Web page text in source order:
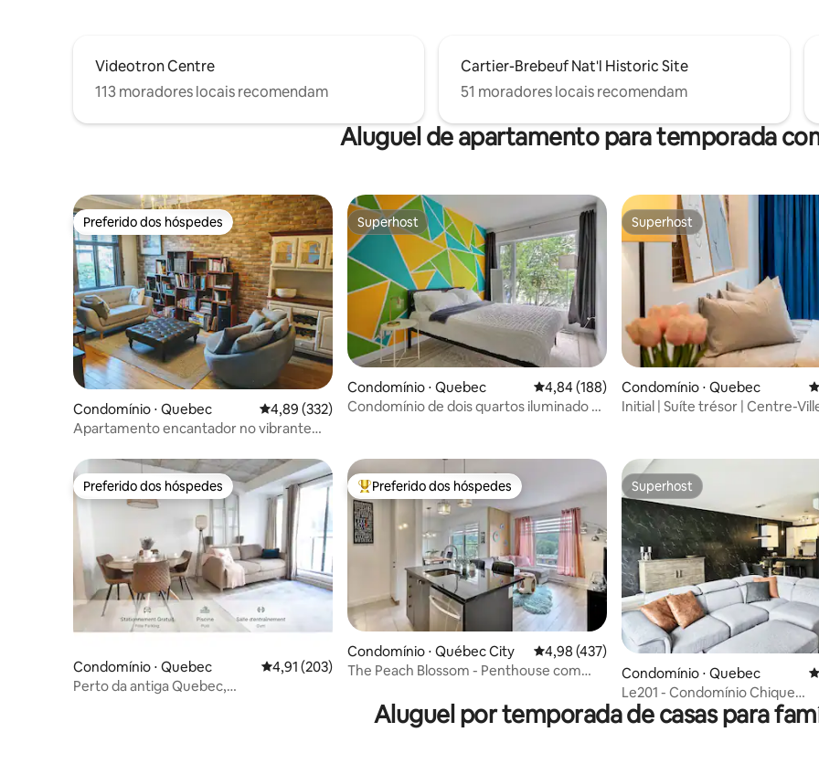
Videotron Centre
113 moradores locais recomendam
Cartier-Brebeuf Nat'l Historic Site
51 moradores locais recomendam
Aluguel de apartamento para temporada
Preferido dos hóspedes
Preferido dos hóspedes
Condomínio ⋅ Quebec 4,89 de uma avaliação média de 5, 332 avaliações
4,89 (332)
Apartamento encantador no vibrante
Superhost
Superhost
Condomínio ⋅ Quebec 4,84 de uma avaliação média de 5, 188
4,84 (188)
Condomínio de dois quartos iluminado e
Superhost
Superhost
Condomínio ⋅ Quebec
Initial | Suíte trésor | Centre-
Preferido dos hóspedes
Preferido dos hóspedes
Condomínio ⋅ Quebec 4,91 de uma avaliação média de 5, 203 avaliações
4,91 (203)
Perto da antiga Quebec,
Entre os melhores preferidos dos hóspedes
Preferido dos hóspedes
Condomínio ⋅ Québec City 4,98 de uma avaliação média de 5, 437
4,98 (437)
The Peach Blossom - Penthouse com
Superhost
Superhost
Condomínio ⋅ Quebec
Le201 - Condomínio Chique
(Estacionamento gratuito)
Aluguel por temporada de casas para